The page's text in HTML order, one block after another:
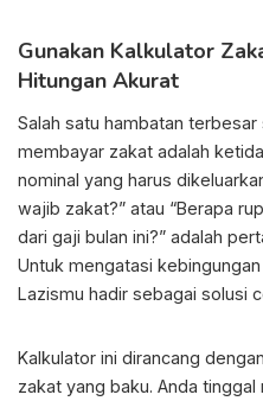
Gunakan Kalkulator
Hitungan Akurat
Salah satu hambatan
membayar zakat adalah
nominal yang harus
wajib zakat?” atau “Berapa
dari gaji bulan ini?” adalah
Untuk mengatasi
Lazismu hadir sebagai solusi
Kalkulator ini dirancang
zakat yang baku. Anda